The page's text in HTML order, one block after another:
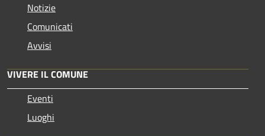
Notizie
Comunicati
Avvisi
VIVERE IL COMUNE
Eventi
Luoghi